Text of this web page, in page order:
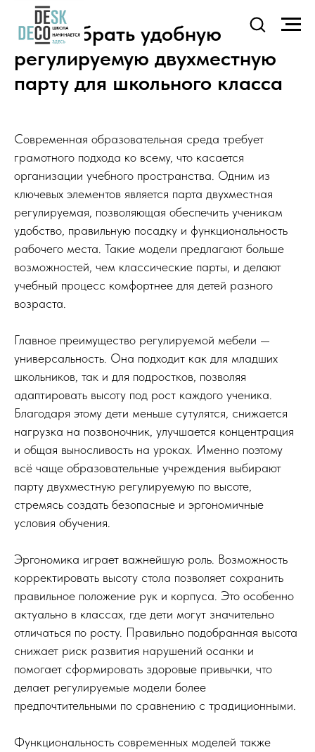
Как выбрать удобную
регулируемую двухместную
парту для школьного класса
Современная образовательная среда требует
грамотного подхода ко всему, что касается
организации учебного пространства. Одним из
ключевых элементов является парта двухместная
регулируемая, позволяющая обеспечить ученикам
удобство, правильную посадку и функциональность
рабочего места. Такие модели предлагают больше
возможностей, чем классические парты, и делают
учебный процесс комфортнее для детей разного
возраста.
Главное преимущество регулируемой мебели —
универсальность. Она подходит как для младших
школьников, так и для подростков, позволяя
адаптировать высоту под рост каждого ученика.
Благодаря этому дети меньше сутулятся, снижается
нагрузка на позвоночник, улучшается концентрация
и общая выносливость на уроках. Именно поэтому
всё чаще образовательные учреждения выбирают
парту двухместную регулируемую по высоте,
стремясь создать безопасные и эргономичные
условия обучения.
Эргономика играет важнейшую роль. Возможность
корректировать высоту стола позволяет сохранить
правильное положение рук и корпуса. Это особенно
актуально в классах, где дети могут значительно
отличаться по росту. Правильно подобранная высота
снижает риск развития нарушений осанки и
помогает сформировать здоровые привычки, что
делает регулируемые модели более
предпочтительными по сравнению с традиционными.
Функциональность современных моделей также